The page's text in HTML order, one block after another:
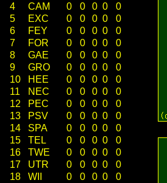
4
CAM 0 0 0 0
0
5
EXC 0 0 0 0
0
6
FEY 0 0 0 0
0
7
FOR 0 0 0 0
0
8
GAE 0 0 0 0
0
9
GRO 0 0 0 0
0
10
HEE 0 0 0 0
0
11
NEC 0 0 0 0
0
12
PEC 0 0 0 0
0
13
PSV 0 0 0 0
0
14
SPA 0 0 0 0
0
15
TEL 0 0 0 0
0
16
TWE 0 0 0 0
0
17
UTR 0 0 0 0
0
18
WII 0 0 0 0
0